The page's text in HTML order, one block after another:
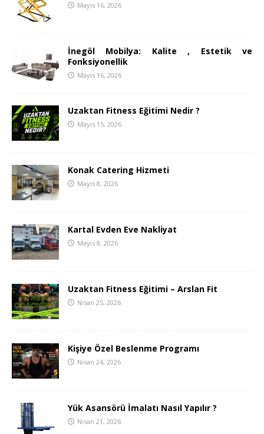
Mayıs 16, 2026
İnegöl Mobilya: Kalite , Estetik ve
Fonksiyonellik
Mayıs 16, 2026
Uzaktan Fitness Eğitimi Nedir ?
Mayıs 15, 2026
Konak Catering Hizmeti
Mayıs 8, 2026
Kartal Evden Eve Nakliyat
Mayıs 8, 2026
Uzaktan Fitness Eğitimi – Arslan Fit
Nisan 25, 2026
Kişiye Özel Beslenme Programı
Nisan 24, 2026
Yük Asansörü İmalatı Nasıl Yapılır ?
Nisan 21, 2026